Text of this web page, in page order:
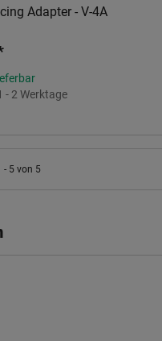
Adapter - V-4A
- 2 Werktage
- 5 von 5